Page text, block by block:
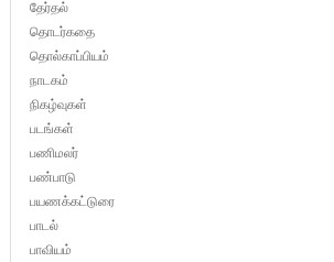
தேர்தல்
தொடர்கதை
தொல்காப்பியம்
நாடகம்
நிகழ்வுகள்
படங்கள்
பணிமலர்
பண்பாடு
பயணக்கட்டுரை
பாடல்
பாவியம்